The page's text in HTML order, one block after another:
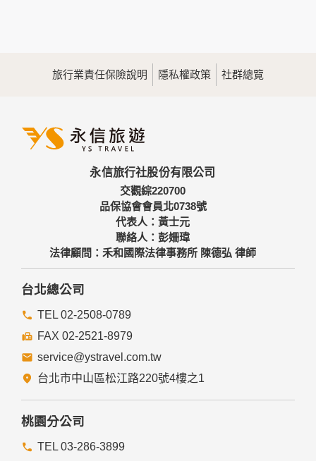
為提供精確的服務，我們會將收集的問卷調查內容進行統計與
分析，分析結果之統計數據或說明文字呈現，除供內部研究
三、資料之保護
備及必要的安全防護措施，加以保護網站及您的個人資料採用
嚴格的保護措施，只由經過授權的人員才能接觸您的個人資
料，相關處理人員皆簽有保密合約，如有違反保密義務者，將
會受到相關的法律處分。
如因業務需要有必要委託其他單位提供服務時，本網站亦會嚴
格要求其遵守保密義務，並且採取必要檢查程序以確定其將確
實遵守。
四、網站對外的相關連結
提供的連結，點選進入其他網站。但該連結網站不適用本網站
的隱私權保護政策，您必須參考該連結網站中的隱私權保護政
策。
五、與第三人共用個人資料之政策
本網站絕不會提供、交換、出租或出售任何您的個人資料給其
他個人、團體、私人企業或公務機關，但有法律依據或合約義
務者，不在此限。
前項但書之情形包括不限於：
旅行業責任保險說明 隱私權政策 社群總覽
永信旅行社股份有限公司
交觀綜220700
品保協會會員北0738號
代表人：黃士元
聯絡人：彭姍瑋
法律顧問：禾和國際法律事務所 陳德弘 律師
台北總公司
TEL 02-2508-0789
FAX 02-2521-8979
service@ystravel.com.tw
台北市中山區松江路220號4樓之1
桃園分公司
TEL 03-286-3899